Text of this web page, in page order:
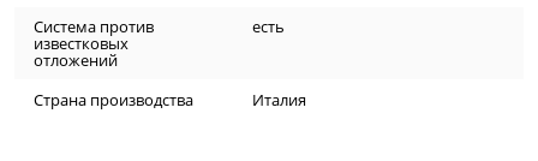
Система против
известковых
отложений
есть
Страна производства Италия